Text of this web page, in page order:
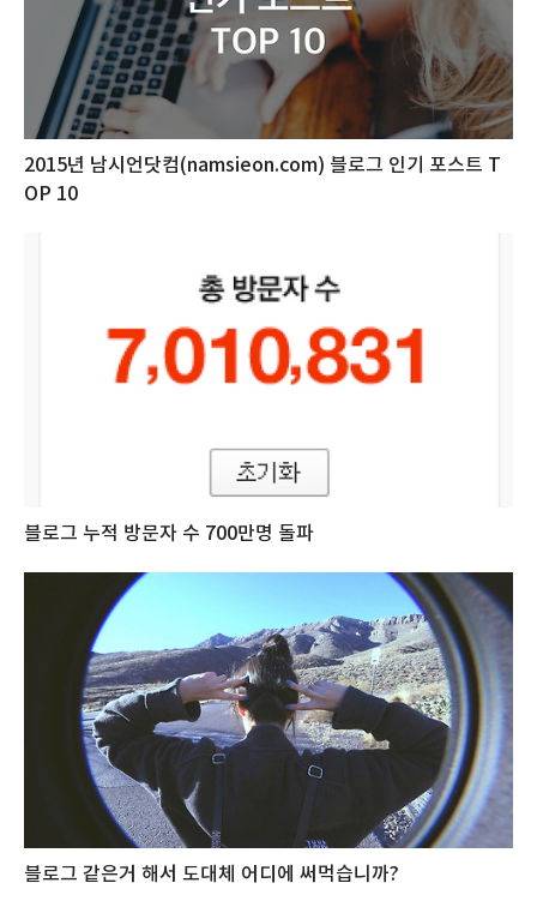
2015년 남시언닷컴(namsieon.com) 블로그 인기 포스트 T
OP 10
블로그 누적 방문자 수 700만명 돌파
블로그 같은거 해서 도대체 어디에 써먹습니까?